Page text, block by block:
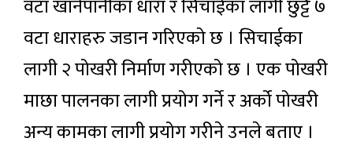
वटा खानेपानीका धारा र सिचाईका लागी छुट्टै ७
वटा धाराहरु जडान गरिएको छ । सिचाईका
लागी २ पोखरी निर्माण गरीएको छ । एक पोखरी
माछा पालनका लागी प्रयोग गर्ने र अर्को पोखरी
अन्य कामका लागी प्रयोग गरीने उनले बताए ।